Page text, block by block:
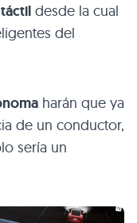
desde la cual
del
harán que ya
de un conductor,
sería un